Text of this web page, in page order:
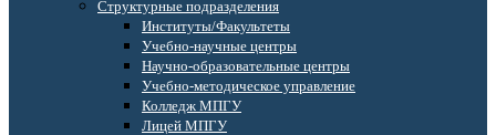
Структурные подразделения
Институты/Факультеты
Учебно-научные центры
Научно-образовательные центры
Учебно-методическое управление
Колледж МПГУ
Лицей МПГУ